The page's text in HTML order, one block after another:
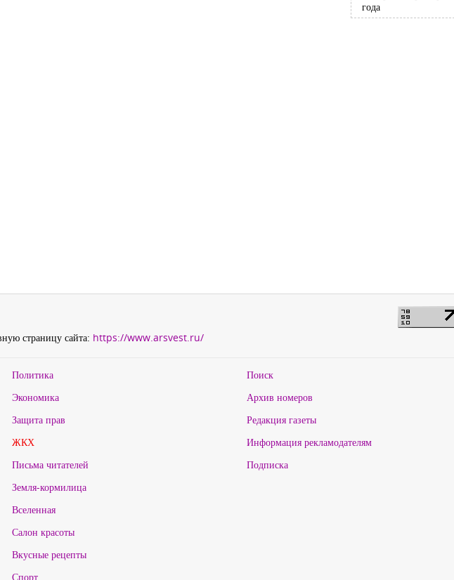
года
страницу сайта: https://www.arsvest.ru/
Политика
Экономика
Защита прав
ЖКХ
Письма читателей
Земля-кормилица
Вселенная
Салон красоты
Вкусные рецепты
Спорт
Поиск
Архив номеров
Редакция газеты
Информация рекламодателям
Подписка